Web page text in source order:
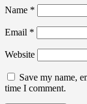
Name *
Email *
Website
Save my name,
time I comment.